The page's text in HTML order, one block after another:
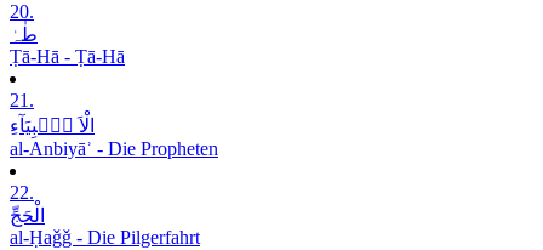
20.
طٰہٰ
Ṭā-Hā - Ṭā-Hā
21.
الْاَ نۡۢبِیَآءِ
al-Anbiyāʾ - Die Propheten
22.
الْحَجِّ
al-Ḥaǧǧ - Die Pilgerfahrt